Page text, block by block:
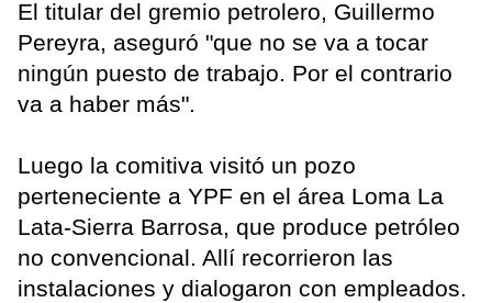
El titular del gremio petrolero, Guillermo
Pereyra, aseguró "que no se va a tocar
ningún puesto de trabajo. Por el contrario
va a haber más".
Luego la comitiva visitó un pozo
perteneciente a YPF en el área Loma La
Lata-Sierra Barrosa, que produce petróleo
no convencional. Allí recorrieron las
instalaciones y dialogaron con empleados.